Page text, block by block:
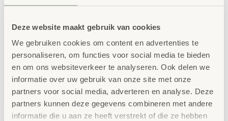
Deze website maakt gebruik van cookies
We gebruiken cookies om content en advertenties te
personaliseren, om functies voor social media te bieden
en om ons websiteverkeer te analyseren. Ook delen we
informatie over uw gebruik van onze site met onze
partners voor social media, adverteren en analyse. Deze
partners kunnen deze gegevens combineren met andere
informatie die u aan ze heeft verstrekt of die ze hebben
Vertrouwdbestellen bij School
Concept
School Concept is de specialist in
onderwijsmeubilair. Wij geloven dat een
leeromgeving inspireert wanneer deze